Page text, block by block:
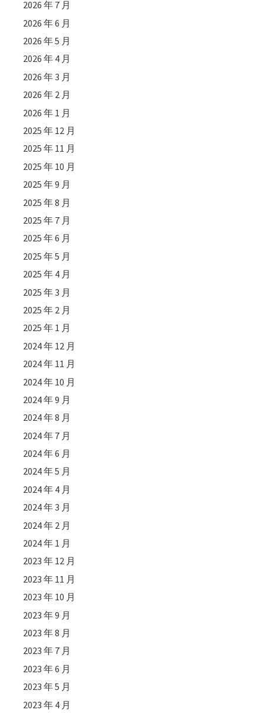
2026 年 7 月
2026 年 6 月
2026 年 5 月
2026 年 4 月
2026 年 3 月
2026 年 2 月
2026 年 1 月
2025 年 12 月
2025 年 11 月
2025 年 10 月
2025 年 9 月
2025 年 8 月
2025 年 7 月
2025 年 6 月
2025 年 5 月
2025 年 4 月
2025 年 3 月
2025 年 2 月
2025 年 1 月
2024 年 12 月
2024 年 11 月
2024 年 10 月
2024 年 9 月
2024 年 8 月
2024 年 7 月
2024 年 6 月
2024 年 5 月
2024 年 4 月
2024 年 3 月
2024 年 2 月
2024 年 1 月
2023 年 12 月
2023 年 11 月
2023 年 10 月
2023 年 9 月
2023 年 8 月
2023 年 7 月
2023 年 6 月
2023 年 5 月
2023 年 4 月